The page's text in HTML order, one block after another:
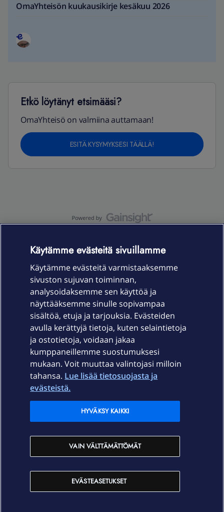
OmaYhteisön kuukausikirje kesäkuu 2026
Etkö löytänyt etsimääsi?
OmaYhteisö on valmiina auttamaan!
ESITÄ KYSYMYKSESI TÄÄLLÄ!
Laitteet & liittymät
Palvelut
Ajankohtaista
Elisa Oyj
In English
Käytämme evästeitä sivuillamme
Käytämme evästeitä varmistaaksemme
sivuston sujuvan toiminnan,
analysoidaksemme sen käyttöä ja
näyttääksemme sinulle sopivampaa
sisältöä, etuja ja tarjouksia. Evästeiden
avulla kerättyjä tietoja, kuten selaintietoja
ja ostotietoja, voidaan jakaa
kumppaneillemme suostumuksesi
mukaan. Voit muuttaa valintojasi milloin
tahansa. Lue lisää tietosuojasta ja
evästeistä.
EVÄSTEASETUKSET
VAIN VÄLTTÄMÄTTÖMÄT
HYVÄKSY KAIKKI